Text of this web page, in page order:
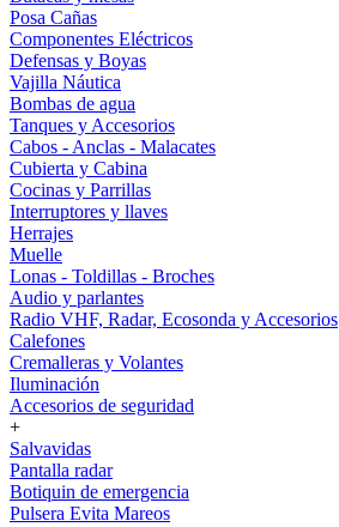
Posa Cañas
Componentes Eléctricos
Defensas y Boyas
Vajilla Náutica
Bombas de agua
Tanques y Accesorios
Cabos - Anclas - Malacates
Cubierta y Cabina
Cocinas y Parrillas
Interruptores y llaves
Herrajes
Muelle
Lonas - Toldillas - Broches
Audio y parlantes
Radio VHF, Radar, Ecosonda y Accesorios
Calefones
Cremalleras y Volantes
Iluminación
Accesorios de seguridad
+
Salvavidas
Pantalla radar
Botiquin de emergencia
Pulsera Evita Mareos